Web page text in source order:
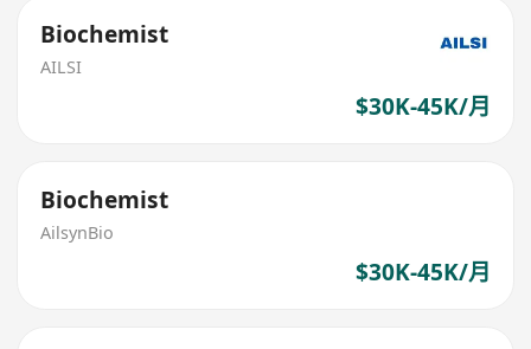
Biochemist
AILSI
$30K-45K/月
Biochemist
AilsynBio
$30K-45K/月